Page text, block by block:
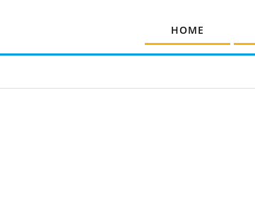
HOME